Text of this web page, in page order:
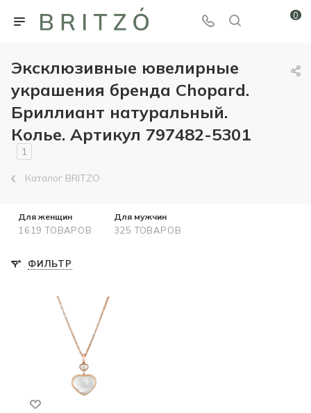
0
Эксклюзивные ювелирные
украшения бренда Chopard.
Бриллиант натуральный.
Колье. Артикул 797482-5301
1
Каталог BRITZO
Для женщин
1619 ТОВАРОВ
Для мужчин
325 ТОВАРОВ
ФИЛЬТР